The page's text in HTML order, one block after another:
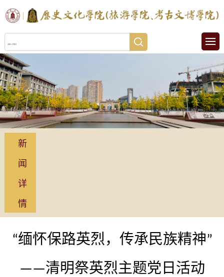
新
闻
详
情
“缅怀保路英烈，传承民族精神”
——清明祭英烈主题党日活动